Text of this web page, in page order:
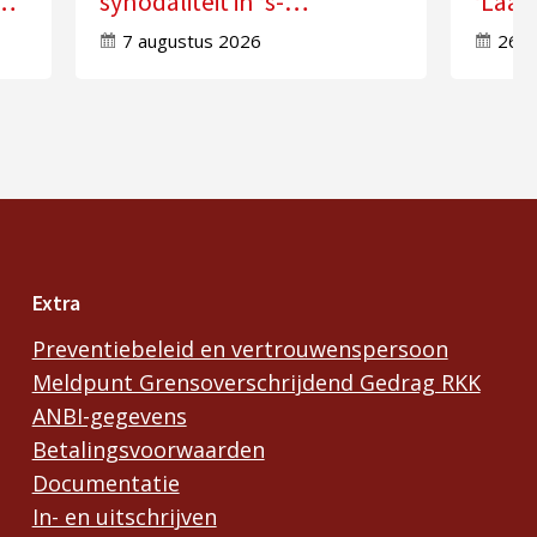
Hertogenbosch
7 augustus 2026 26
Extra
Preventiebeleid en vertrouwenspersoon
Meldpunt Grensoverschrijdend Gedrag RKK
ANBI-gegevens
Betalingsvoorwaarden
Documentatie
In- en uitschrijven